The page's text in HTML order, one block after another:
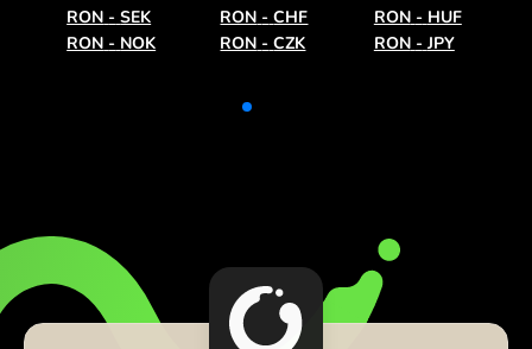
RON - SEK RON - CHF RON - HUF
RON - NOK RON - CZK RON - JPY